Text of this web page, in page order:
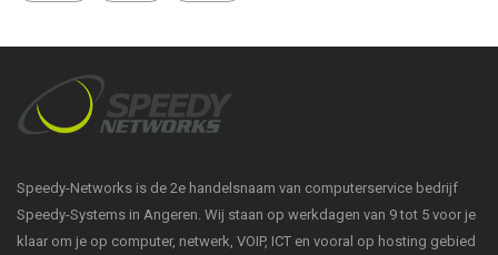
Speedy-Networks is de 2e handelsnaam van computerservice bedrijf
Speedy-Systems in Angeren. Wij staan op werkdagen van 9 tot 5 voor je
klaar om je op computer, netwerk, VOIP, ICT en vooral op hosting gebied